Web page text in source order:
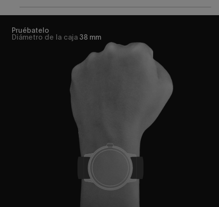
Pruébatelo
Diámetro de la caja 38 mm